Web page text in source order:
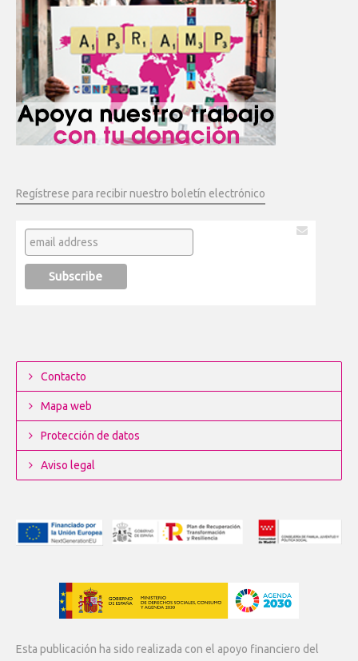
Regístrese para recibir nuestro boletín electrónico
Contacto
Mapa web
Protección de datos
Aviso legal
Esta publicación ha sido realizada con el apoyo financiero del